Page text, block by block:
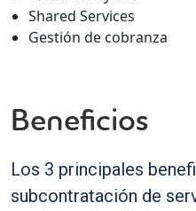
Shared Services
Gestión de cobranza
Beneficios
Los 3 principales
subcontratación de